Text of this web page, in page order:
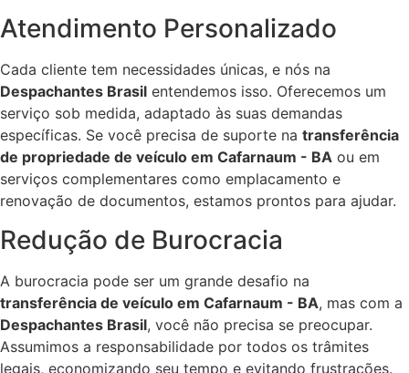
Atendimento Personalizado
Cada cliente tem necessidades únicas, e nós na
Despachantes Brasil entendemos isso. Oferecemos um
serviço sob medida, adaptado às suas demandas
específicas. Se você precisa de suporte na transferência
de propriedade de veículo em Cafarnaum - BA ou em
serviços complementares como emplacamento e
renovação de documentos, estamos prontos para ajudar.
Redução de Burocracia
A burocracia pode ser um grande desafio na
transferência de veículo em Cafarnaum - BA, mas com a
Despachantes Brasil, você não precisa se preocupar.
Assumimos a responsabilidade por todos os trâmites
legais, economizando seu tempo e evitando frustrações.